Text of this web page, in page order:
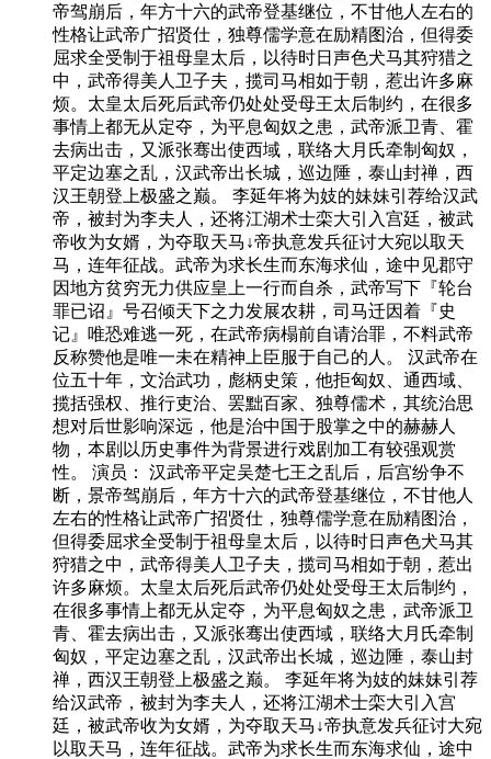
帝驾崩后，年方十六的武帝登基继位，不甘他人左右的
性格让武帝广招贤仕，独尊儒学意在励精图治，但得委
屈求全受制于祖母皇太后，以待时日声色犬马其狩猎之
中，武帝得美人卫子夫，揽司马相如于朝，惹出许多麻
烦。太皇太后死后武帝仍处处受母王太后制约，在很多
事情上都无从定夺，为平息匈奴之患，武帝派卫青、霍
去病出击，又派张骞出使西域，联络大月氏牵制匈奴，
平定边塞之乱，汉武帝出长城，巡边陲，泰山封禅，西
汉王朝登上极盛之巅。 李延年将为妓的妹妹引荐给汉武
帝，被封为李夫人，还将江湖术士栾大引入宫廷，被武
帝收为女婿，为夺取天马↓帝执意发兵征讨大宛以取天
马，连年征战。武帝为求长生而东海求仙，途中见郡守
因地方贫穷无力供应皇上一行而自杀，武帝写下『轮台
罪已诏』号召倾天下之力发展农耕，司马迁因着『史
记』唯恐难逃一死，在武帝病榻前自请治罪，不料武帝
反称赞他是唯一未在精神上臣服于自己的人。 汉武帝在
位五十年，文治武功，彪柄史策，他拒匈奴、通西域、
揽括强权、推行吏治、罢黜百家、独尊儒术，其统治思
想对后世影响深远，他是治中国于股掌之中的赫赫人
物，本剧以历史事件为背景进行戏剧加工有较强观赏
性。 演员： 汉武帝平定吴楚七王之乱后，后宫纷争不
断，景帝驾崩后，年方十六的武帝登基继位，不甘他人
左右的性格让武帝广招贤仕，独尊儒学意在励精图治，
但得委屈求全受制于祖母皇太后，以待时日声色犬马其
狩猎之中，武帝得美人卫子夫，揽司马相如于朝，惹出
许多麻烦。太皇太后死后武帝仍处处受母王太后制约，
在很多事情上都无从定夺，为平息匈奴之患，武帝派卫
青、霍去病出击，又派张骞出使西域，联络大月氏牵制
匈奴，平定边塞之乱，汉武帝出长城，巡边陲，泰山封
禅，西汉王朝登上极盛之巅。 李延年将为妓的妹妹引荐
给汉武帝，被封为李夫人，还将江湖术士栾大引入宫
廷，被武帝收为女婿，为夺取天马↓帝执意发兵征讨大宛
以取天马，连年征战。武帝为求长生而东海求仙，途中